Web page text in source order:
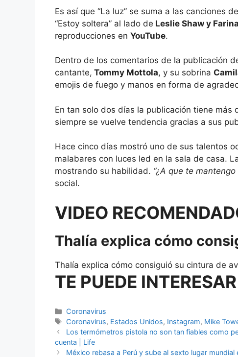
Es así que “La luz” se suma a las canciones
“Estoy soltera” al lado de Leslie Shaw y
reproducciones en YouTube.
Dentro de los comentarios de la publicación
cantante, Tommy Mottola, y su sobrina
emojis de fuego y manos en forma de
En tan solo dos días la publicación tiene más
siempre se vuelve tendencia gracias a sus
Hace cinco días mostró uno de sus talentos
malabares con luces led en la sala de casa.
mostrando su habilidad. “¿A que te mantengo
social.
VIDEO
Thalía explica cómo
Thalía explica cómo consiguió su cintura de
TE PUEDE INTERESAR
Categorías
Coronavirus
Etiquetas
Coronavirus, Estados Unidos, Instagram, Mike
Los termómetros pistola no son tan fiables como
cuenta | Life
México rebasa a Perú y sube al sexto lugar mundial